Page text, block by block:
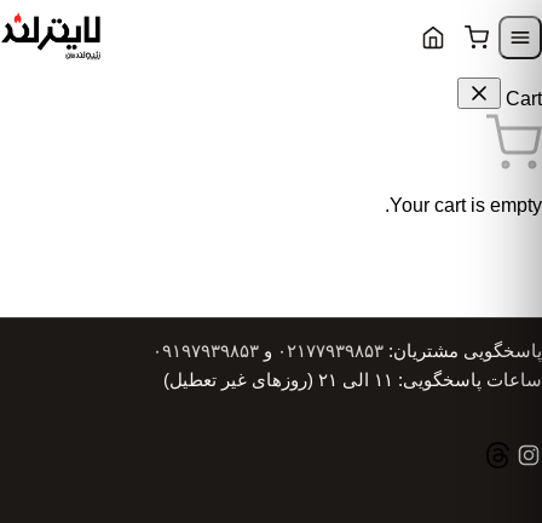
Skip to navigation
Cart
Your cart is empty.
پاسخگویی مشتریان: ۰۲۱۷۷۹۳۹۸۵۳ و ۰۹۱۹۷۹۳۹۸۵۳
ساعات پاسخگویی: ۱۱ الی ۲۱ (روزهای غیر تعطیل)